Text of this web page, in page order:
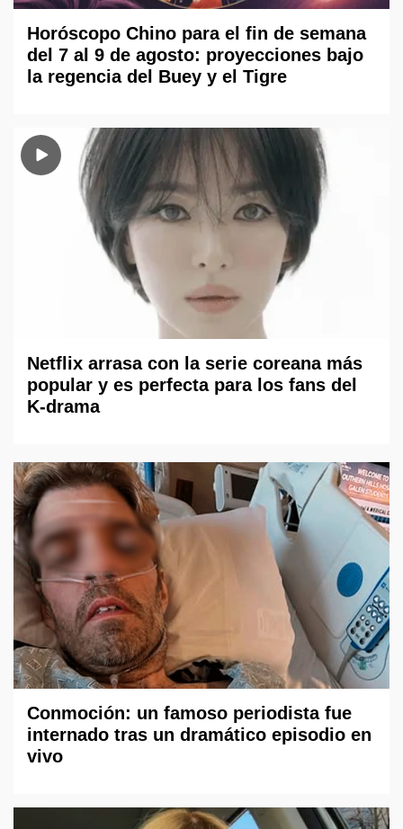
Horóscopo Chino para el fin de semana
del 7 al 9 de agosto: proyecciones bajo
la regencia del Buey y el Tigre
Netflix arrasa con la serie coreana más
popular y es perfecta para los fans del
K-drama
Conmoción: un famoso periodista fue
internado tras un dramático episodio en
vivo